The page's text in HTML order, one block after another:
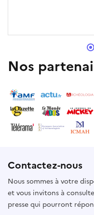
Nos
Contactez-nous
Nous sommes à votre
et vous invitons à
presse qui pourront